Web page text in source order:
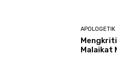
APOLOGETIK
Malaikat